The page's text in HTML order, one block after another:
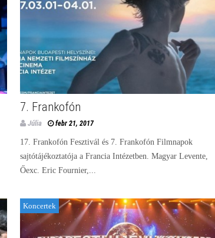
7. Frankofón
Júlia febr 21, 2017
17. Frankofón Fesztivál és 7. Frankofón Filmnapok
sajtótájékoztatója a Francia Intézetben. Magyar Levente,
Őexc. Eric Fournier,...
Koncertek